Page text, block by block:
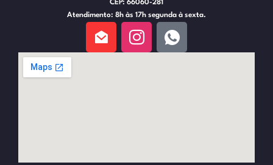
CEP: 66060-281
Atendimento: 8h às 17h segunda à sexta.